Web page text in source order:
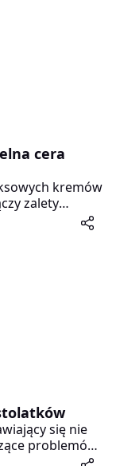
cera
kremów
zalety
podkładu –
i
się nie
problemów
dr n. med